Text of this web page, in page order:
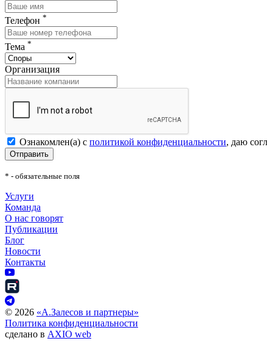
Телефон *
Тема *
Организация
Ознакомлен(а) с политикой конфиденциальности, даю
Отправить
* - обязательные поля
Услуги
Команда
О нас говорят
Публикации
Блог
Новости
Контакты
© 2026 «А.Залесов и партнеры»
Политика конфиденциальности
сделано в AXIO web